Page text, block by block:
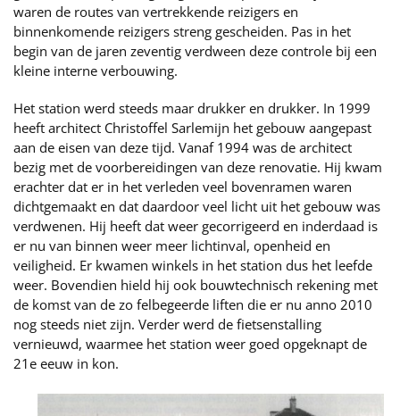
waren de routes van vertrekkende reizigers en
binnenkomende reizigers streng gescheiden. Pas in het
begin van de jaren zeventig verdween deze controle bij een
kleine interne verbouwing.
Het station werd steeds maar drukker en drukker. In 1999
heeft architect Christoffel Sarlemijn het gebouw aangepast
aan de eisen van deze tijd. Vanaf 1994 was de architect
bezig met de voorbereidingen van deze renovatie. Hij kwam
erachter dat er in het verleden veel bovenramen waren
dichtgemaakt en dat daardoor veel licht uit het gebouw was
verdwenen. Hij heeft dat weer gecorrigeerd en inderdaad is
er nu van binnen weer meer lichtinval, openheid en
veiligheid. Er kwamen winkels in het station dus het leefde
weer. Bovendien hield hij ook bouwtechnisch rekening met
de komst van de zo felbegeerde liften die er nu anno 2010
nog steeds niet zijn. Verder werd de fietsenstalling
vernieuwd, waarmee het station weer goed opgeknapt de
21e eeuw in kon.